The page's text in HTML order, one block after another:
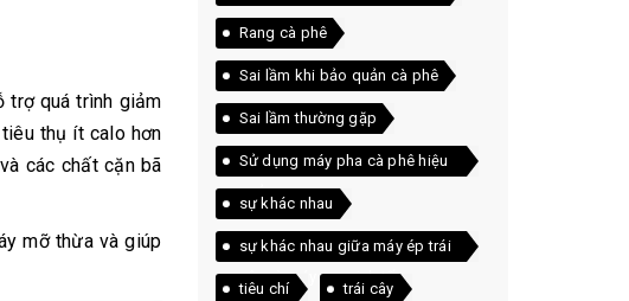
trợ quá trình giảm
thụ ít calo hơn
các chất cặn bã
mỡ thừa và giúp
Rang cà phê
Sai lầm khi bảo quản cà phê
Sai lầm thường gặp
Sử dụng máy pha cà phê hiệu
quả
sự khác nhau
sự khác nhau giữa máy ép trái
cây và máy xay sinh tố
tiêu chí trái cây